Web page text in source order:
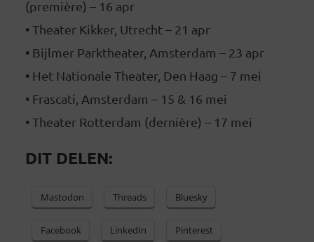
(première) – 16 apr
• Theater Kikker, Utrecht – 21 apr
• Bijlmer Parktheater, Amsterdam – 23 apr
• Het Nationale Theater, Den Haag – 7 mei
• Frascati, Amsterdam – 15 & 16 mei
• Theater Rotterdam (dernière) – 17 mei
DIT DELEN:
Mastodon Threads Bluesky
Facebook LinkedIn Pinterest